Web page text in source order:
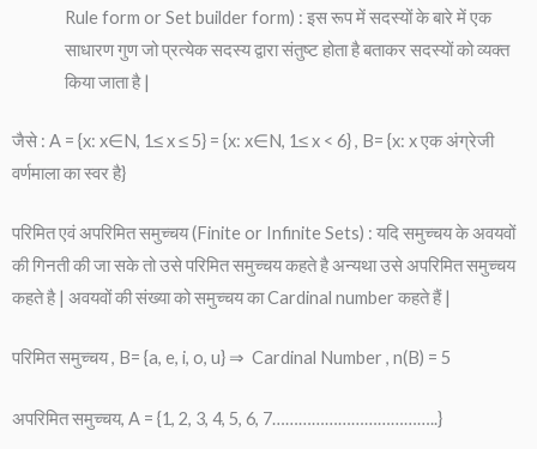
Rule form or Set builder form) : इस रूप में सदस्यों के बारे में एक
साधारण गुण जो प्रत्येक सदस्य द्वारा संतुष्ट होता है बताकर सदस्यों को व्यक्त
किया जाता है |
जैसे : A = {x: x∈N, 1≤ x ≤ 5} = {x: x∈N, 1≤ x < 6} , B= {x: x एक अंग्रेजी
वर्णमाला का स्वर है}
परिमित एवं अपरिमित समुच्चय (Finite or Infinite Sets) : यदि समुच्चय के अवयवों
की गिनती की जा सके तो उसे परिमित समुच्चय कहते है अन्यथा उसे अपरिमित समुच्चय
कहते है | अवयवों की संख्या को समुच्चय का Cardinal number कहते हैं |
परिमित समुच्चय , B= {a, e, i, o, u} ⇒ Cardinal Number , n(B) = 5
अपरिमित समुच्चय, A = {1, 2, 3, 4, 5, 6, 7………………………………..}